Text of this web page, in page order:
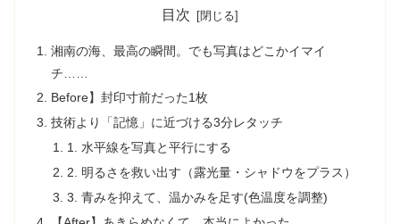
目次
湘南の海、最高の瞬間。でも写真はどこかイマイ
チ……
Before】封印寸前だった1枚
技術より「記憶」に近づける3分レタッチ
1. 水平線を写真と平行にする
2. 明るさを救い出す（露光量・シャドウをプラス）
3. 青みを抑えて、温かみを足す(色温度を調整)